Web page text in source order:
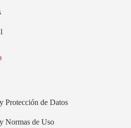
Protección de Datos
Normas de Uso